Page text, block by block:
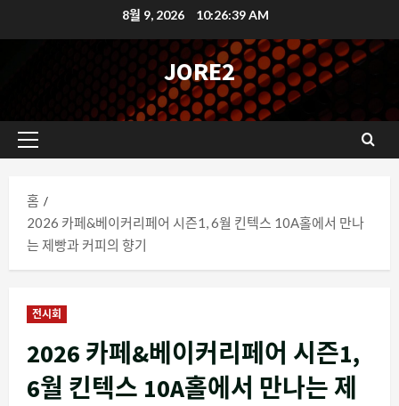
텐
가
8월 9, 2026 10:26:40 AM
JORE2
기
메
뉴
홈
2026 카페&베이커리페어 시즌1, 6월 킨텍스 10A홀에서 만나
는 제빵과 커피의 향기
전시회
2026 카페&베이커리페어 시즌1,
6월 킨텍스 10A홀에서 만나는 제